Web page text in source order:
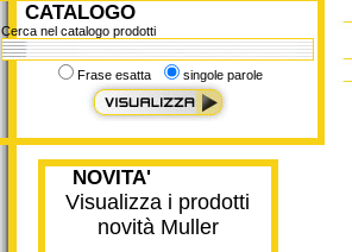
CATALOGO
Cerca nel catalogo prodotti
Frase esatta singole parole
NOVITA'
Visualizza i prodotti
novità Muller